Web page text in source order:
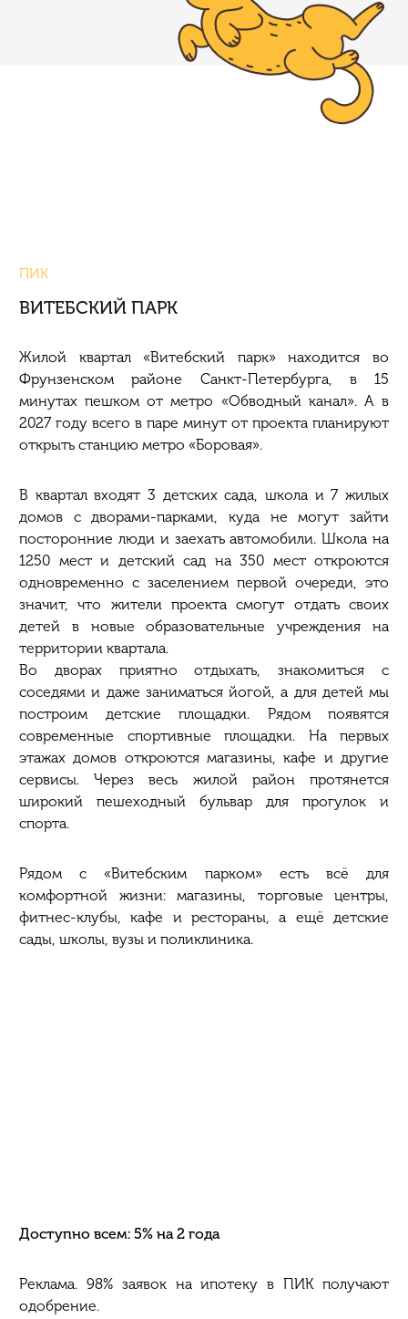
ПИК
ВИТЕБСКИЙ ПАРК
Жилой квартал «Витебский парк» находится во
Фрунзенском районе Санкт-Петербурга, в 15
минутах пешком от метро «Обводный канал». А в
2027 году всего в паре минут от проекта планируют
открыть станцию метро «Боровая».
В квартал входят 3 детских сада, школа и 7 жилых
домов с дворами-парками, куда не могут зайти
посторонние люди и заехать автомобили. Школа на
1250 мест и детский сад на 350 мест откроются
одновременно с заселением первой очереди, это
значит, что жители проекта смогут отдать своих
детей в новые образовательные учреждения на
территории квартала.
Во дворах приятно отдыхать, знакомиться с
соседями и даже заниматься йогой, а для детей мы
построим детские площадки. Рядом появятся
современные спортивные площадки. На первых
этажах домов откроются магазины, кафе и другие
сервисы. Через весь жилой район протянется
широкий пешеходный бульвар для прогулок и
спорта.
Рядом с «Витебским парком» есть всё для
комфортной жизни: магазины, торговые центры,
фитнес-клубы, кафе и рестораны, а ещё детские
сады, школы, вузы и поликлиника.
Доступно всем: 5% на 2 года
Реклама. 98% заявок на ипотеку в ПИК получают
одобрение.